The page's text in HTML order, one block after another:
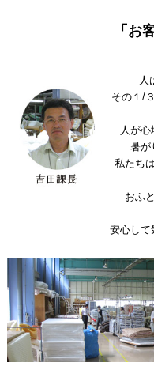
「お
人
その１/
人が
暑が
私たち
おふ
安心して